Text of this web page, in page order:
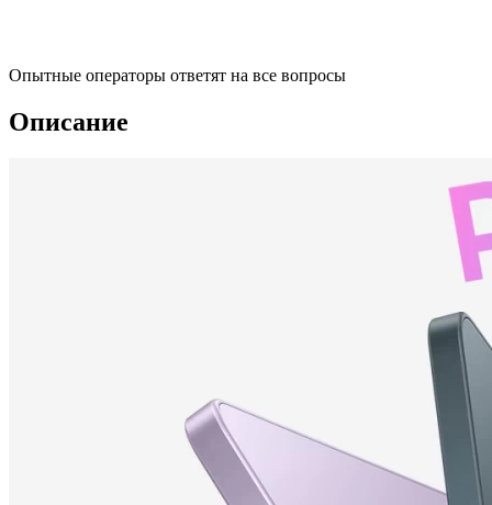
Опытные операторы ответят на все вопросы
Описание